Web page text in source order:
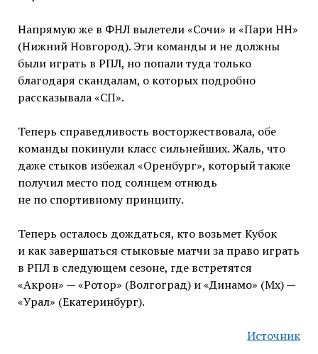
Напрямую же в ФНЛ вылетели «Сочи» и «Пари НН»
(Нижний Новгород). Эти команды и не должны
были играть в РПЛ, но попали туда только
благодаря скандалам, о которых подробно
рассказывала «СП».
Теперь справедливость восторжествовала, обе
команды покинули класс сильнейших. Жаль, что
даже стыков избежал «Оренбург», который также
получил место под солнцем отнюдь
не по спортивному принципу.
Теперь осталось дождаться, кто возьмет Кубок
и как завершаться стыковые матчи за право играть
в РПЛ в следующем сезоне, где встретятся
«Акрон» — «Ротор» (Волгоград) и «Динамо» (Мх) —
«Урал» (Екатеринбург).
Источник